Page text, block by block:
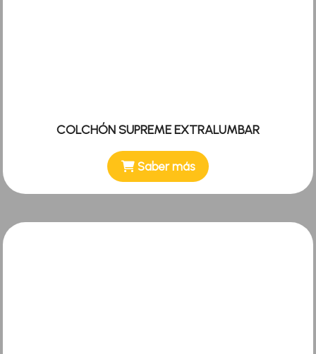
COLCHÓN SUPREME EXTRALUMBAR
Saber más